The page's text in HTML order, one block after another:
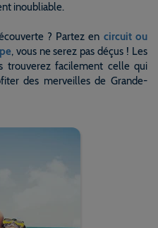
inoubliable.
? Partez en circuit ou
, vous ne serez pas déçus ! Les
trouverez facilement celle qui
des merveilles de Grande-